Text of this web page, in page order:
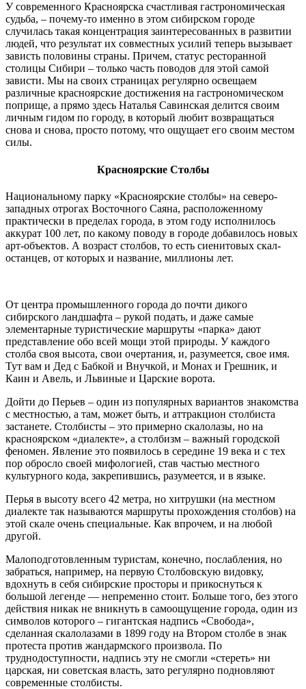
У современного Красноярска счастливая гастрономическая
судьба, – почему-то именно в этом сибирском городе
случилась такая концентрация заинтересованных в развитии
людей, что результат их совместных усилий теперь вызывает
зависть половины страны. Причем, статус ресторанной
столицы Сибири – только часть поводов для этой самой
зависти. Мы на своих страницах регулярно освещаем
различные красноярские достижения на гастрономическом
поприще, а прямо здесь Наталья Савинская делится своим
личным гидом по городу, в который любит возвращаться
снова и снова, просто потому, что ощущает его своим местом
силы.
Красноярские Столбы
Национальному парку «Красноярские столбы» на северо-
западных отрогах Восточного Саяна, расположенному
практически в пределах города, в этом году исполнилось
аккурат 100 лет, по какому поводу в городе добавилось новых
арт-объектов. А возраст столбов, то есть сиенитовых скал-
останцев, от которых и название, миллионы лет.
От центра промышленного города до почти дикого
сибирского ландшафта – рукой подать, и даже самые
элементарные туристические маршруты «парка» дают
представление обо всей мощи этой природы. У каждого
столба своя высота, свои очертания, и, разумеется, свое имя.
Тут вам и Дед с Бабкой и Внучкой, и Монах и Грешник, и
Каин и Авель, и Львиные и Царские ворота.
Дойти до Перьев – один из популярных вариантов знакомства
с местностью, а там, может быть, и аттракцион столбиста
застанете. Столбисты – это примерно скалолазы, но на
красноярском «диалекте», а столбизм – важный городской
феномен. Явление это появилось в середине 19 века и с тех
пор обросло своей мифологией, став частью местного
культурного кода, закрепившись, разумеется, и в языке.
Перья в высоту всего 42 метра, но хитрушки (на местном
диалекте так называются маршруты прохождения столбов) на
этой скале очень специальные. Как впрочем, и на любой
другой.
Малоподготовленным туристам, конечно, послабления, но
забраться, например, на первую Столбовскую видовку,
вдохнуть в себя сибирские просторы и прикоснуться к
большой легенде — непременно стоит. Больше того, без этого
действия никак не вникнуть в самоощущение города, один из
символов которого – гигантская надпись «Свобода»,
сделанная скалолазами в 1899 году на Втором столбе в знак
протеста против жандармского произвола. По
труднодоступности, надпись эту не смогли «стереть» ни
царская, ни советская власть, зато регулярно подновляют
современные столбисты.